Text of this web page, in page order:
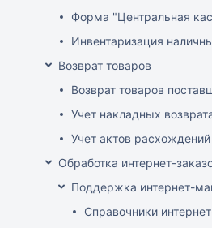
Форма "Центральная
Инвентаризация
Возврат товаров
Возврат товаров
Учет накладных
Учет актов
Обработка интернет-
Поддержка интернет-
Справочники